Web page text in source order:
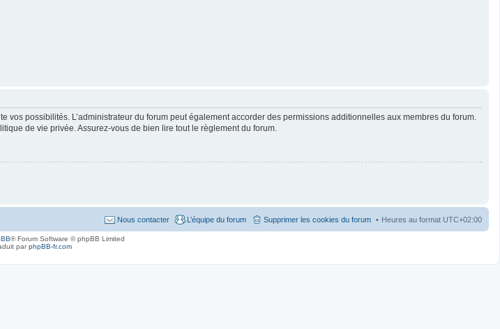
possibilités. L’administrateur du forum peut également accorder des permissions additionnelles aux membres du forum.
de vie privée. Assurez-vous de bien lire tout le règlement du forum.
Heures au format UTC+02:00
Supprimer les cookies du forum
L’équipe du forum
Nous contacter
® Forum Software © phpBB Limited
parphpBB-fr.com